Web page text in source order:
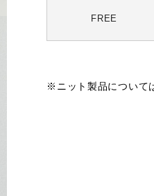
FREE
※ニット製品について